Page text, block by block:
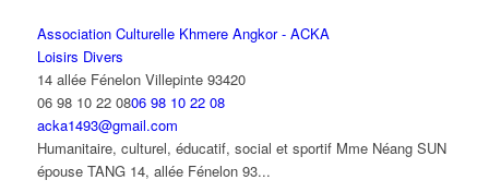
Association Culturelle Khmere Angkor - ACKA
Loisirs Divers
14 allée Fénelon Villepinte 93420
06 98 10 22 0806 98 10 22 08
acka1493@gmail.com
Humanitaire, culturel, éducatif, social et sportif Mme Néang SUN
épouse TANG 14, allée Fénelon 93...